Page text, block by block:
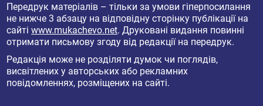
Передрук матеріалів – тільки за умови гіперпосилання
не нижче 3 абзацу на відповідну сторінку публікації на
сайтіwww.mukachevo.net. Друковані видання повинні
отримати письмову згоду від редакції на передрук.
Редакція може не розділяти думок чи поглядів,
висвітлених у авторських або рекламних
повідомленнях, розміщених на сайті.